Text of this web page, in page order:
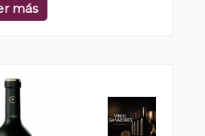
más